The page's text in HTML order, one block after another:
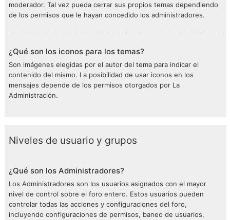
moderador. Tal vez pueda cerrar sus propios temas dependiendo
de los permisos que le hayan concedido los administradores.
¿Qué son los iconos para los temas?
Son imágenes elegidas por el autor del tema para indicar el
contenido del mismo. La posibilidad de usar iconos en los
mensajes depende de los permisos otorgados por La
Administración.
Niveles de usuario y grupos
¿Qué son los Administradores?
Los Administradores son los usuarios asignados con el mayor
nivel de control sobre el foro entero. Estos usuarios pueden
controlar todas las acciones y configuraciones del foro,
incluyendo configuraciones de permisos, baneo de usuarios,